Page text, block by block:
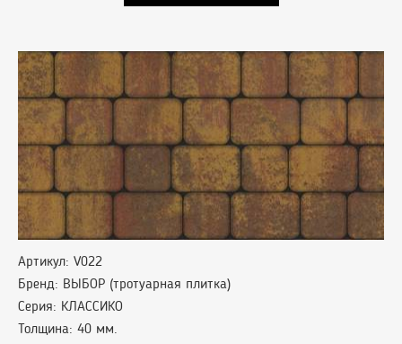
Артикул: V022
Бренд: ВЫБОР (тротуарная плитка)
Серия: КЛАССИКО
Толщина: 40 мм.